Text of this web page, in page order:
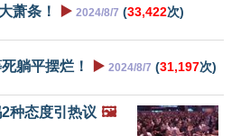
萧条！ ▶️ 2024/8/7 (33,422次)
躺平摆烂！ ▶️ 2024/8/7 (31,197次)
种态度引热议 🖼️